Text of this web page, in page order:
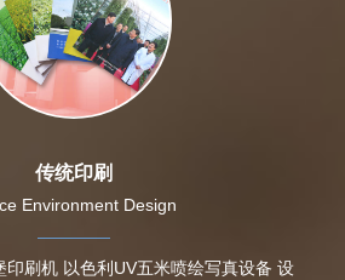
传统印刷
Environment Design
印刷机 以色利UV五米喷绘写真设备 设